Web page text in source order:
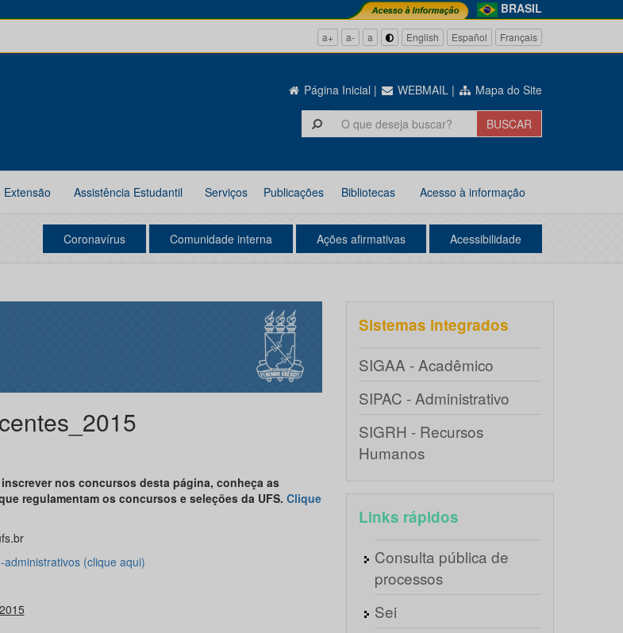
BRASIL
a+ a- a English Español Français
Página Inicial | WEBMAIL | Mapa do Site
Extensão Assistência Estudantil Serviços Publicações Bibliotecas Acesso à informação
Coronavírus Comunidade interna Ações afirmativas Acessibilidade
nos concursos desta página, conheça as
regulamentam os concursos e seleções da UFS. Clique
(clique aqui)
Sistemas integrados
SIGAA - Acadêmico
SIPAC - Administrativo
SIGRH - Recursos
Humanos
Links rápidos
Consulta pública de
processos
Sei